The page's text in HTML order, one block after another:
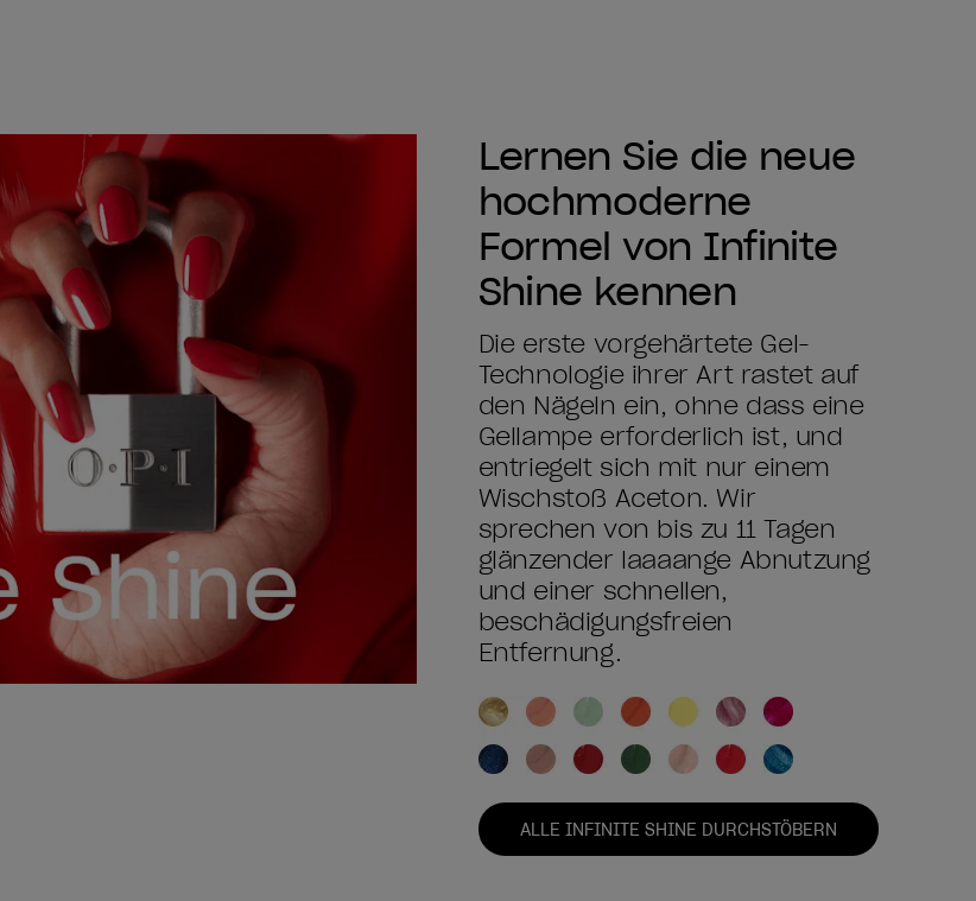
Lernen Sie die neue
hochmoderne
Formel von Infinite
Shine kennen
Die erste vorgehärtete Gel-
Technologie ihrer Art rastet auf
den Nägeln ein, ohne dass eine
Gellampe erforderlich ist, und
entriegelt sich mit nur einem
Wischstoß Aceton. Wir
sprechen von bis zu 11 Tagen
glänzender laaaange Abnutzung
und einer schnellen,
beschädigungsfreien
Entfernung.
ALLE INFINITE SHINE DURCHSTÖBERN